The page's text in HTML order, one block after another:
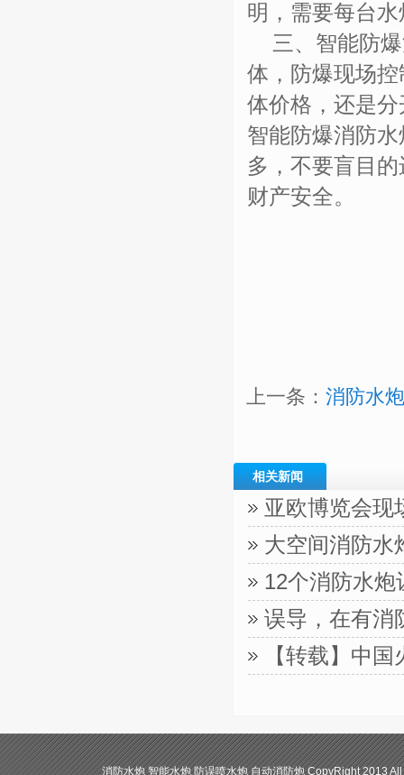
明，需要每台
三、智能防
体，防爆现场
体价格，还是
智能防爆消防
多，不要盲目
财产安全。
上一条： 消防水
相关新闻
亚欧博览会现
大空间消防水
12个消防水
误导，在有消
【转载】中
消防水炮 智能水炮 防误喷水炮 自动消防炮 CopyRight 2013